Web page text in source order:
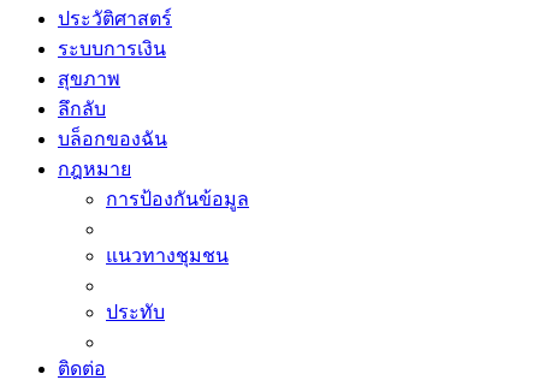
ประวัติศาสตร์
ระบบการเงิน
สุขภาพ
ลึกลับ
บล็อกของฉัน
กฎหมาย
การป้องกันข้อมูล
แนวทางชุมชน
ประทับ
ติดต่อ